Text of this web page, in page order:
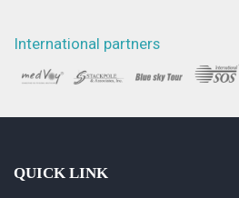
International partners
QUICK LINK